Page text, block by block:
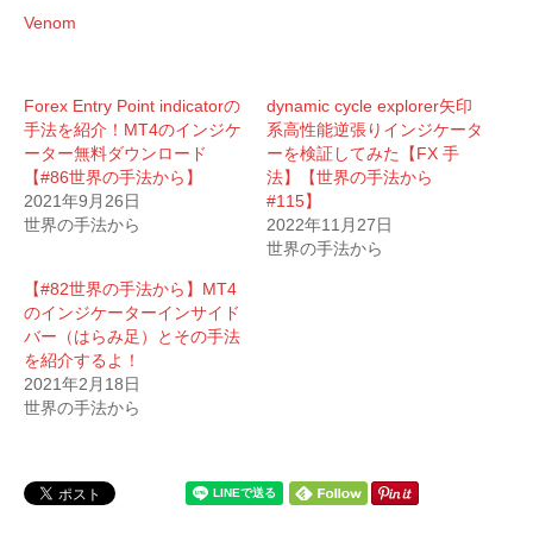
Venom
Forex Entry Point indicatorの
手法を紹介！MT4のインジケ
ーター無料ダウンロード
【#86世界の手法から】
2021年9月26日
世界の手法から
dynamic cycle explorer矢印
系高性能逆張りインジケータ
ーを検証してみた【FX 手
法】【世界の手法から
#115】
2022年11月27日
世界の手法から
【#82世界の手法から】MT4
のインジケーターインサイド
バー（はらみ足）とその手法
を紹介するよ！
2021年2月18日
世界の手法から